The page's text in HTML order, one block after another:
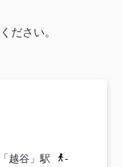
ださい。
越谷」駅 -